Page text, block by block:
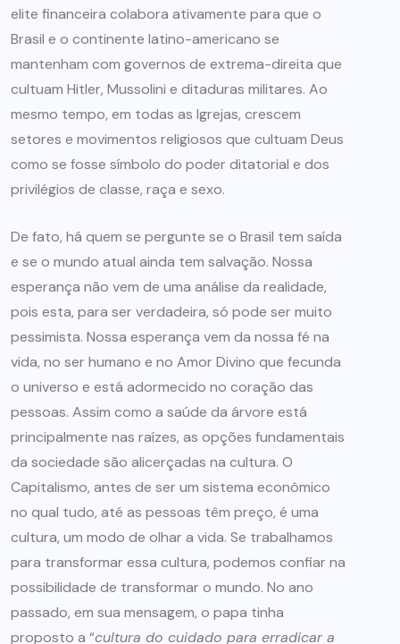
elite financeira colabora ativamente para que o
Brasil e o continente latino-americano se
mantenham com governos de extrema-direita que
cultuam Hitler, Mussolini e ditaduras militares. Ao
mesmo tempo, em todas as Igrejas, crescem
setores e movimentos religiosos que cultuam Deus
como se fosse símbolo do poder ditatorial e dos
privilégios de classe, raça e sexo.
De fato, há quem se pergunte se o Brasil tem saída
e se o mundo atual ainda tem salvação. Nossa
esperança não vem de uma análise da realidade,
pois esta, para ser verdadeira, só pode ser muito
pessimista. Nossa esperança vem da nossa fé na
vida, no ser humano e no Amor Divino que fecunda
o universo e está adormecido no coração das
pessoas. Assim como a saúde da árvore está
principalmente nas raízes, as opções fundamentais
da sociedade são alicerçadas na cultura. O
Capitalismo, antes de ser um sistema econômico
no qual tudo, até as pessoas têm preço, é uma
cultura, um modo de olhar a vida. Se trabalhamos
para transformar essa cultura, podemos confiar na
possibilidade de transformar o mundo. No ano
passado, em sua mensagem, o papa tinha
proposto a “cultura do cuidado para erradicar a